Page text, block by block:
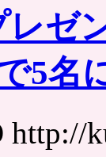
レ
5名
http://